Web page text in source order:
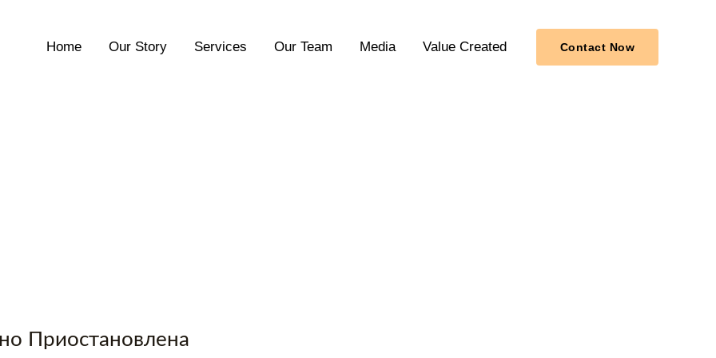
Home Our Story Services Our Team Media Value Created Contact Now
Приостановлена